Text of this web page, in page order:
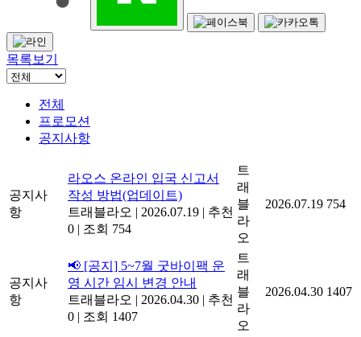
목록보기
전체
프로모션
공지사항
공지사
항
라오스 온라인 입국 신고서
작성 방법(업데이트)
트래블라오 | 2026.07.19 | 추천
0 | 조회 754
트
래
블
라
오
2026.07.19 754
공지사
항
📢 [공지] 5~7월 굿바이팩 운
영 시간 임시 변경 안내
트래블라오 | 2026.04.30 | 추천
0 | 조회 1407
트
래
블
라
오
2026.04.30 1407